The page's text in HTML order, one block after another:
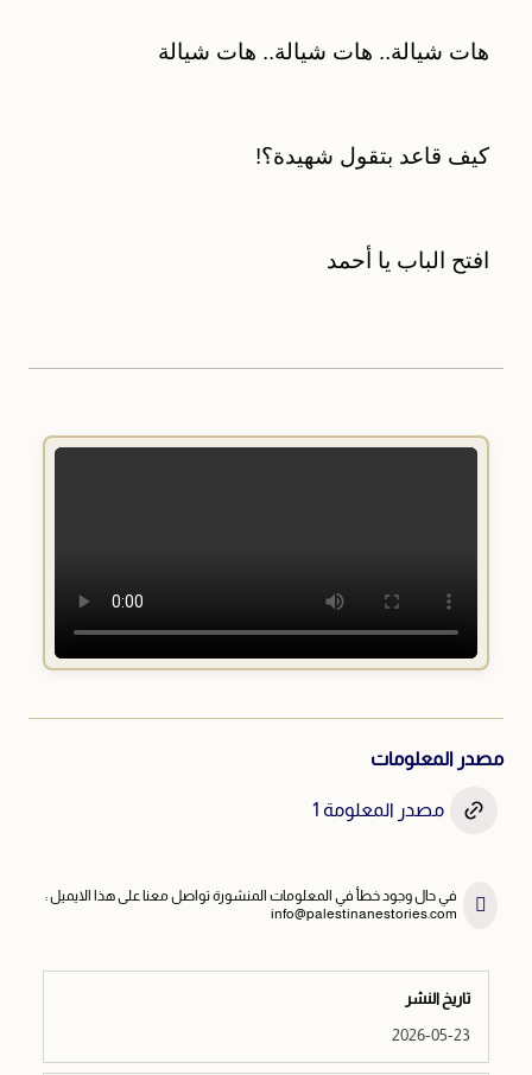
هات شيالة.. هات شيالة.. هات شيالة
كيف قاعد بتقول شهيدة؟!
افتح الباب يا أحمد
مصدر المعلومات
مصدر المعلومة 1
في حال وجود خطأ في المعلومات المنشورة تواصل معنا على هذا الايميل :
info@palestinanestories.com
تاريخ النشر
2026-05-23